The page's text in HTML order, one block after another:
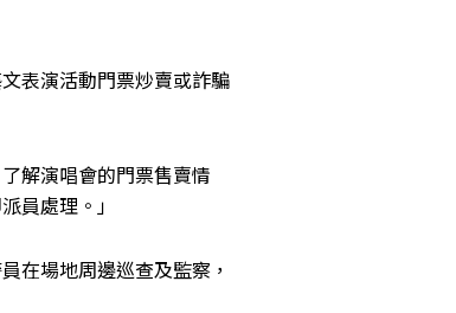
表演活動門票炒賣或詐騙
解演唱會的門票售賣情
員處理。」
在場地周邊巡查及監察，